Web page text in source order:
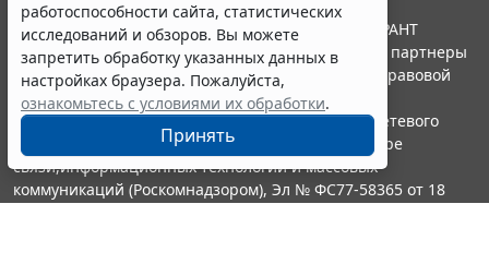
работоспособности сайта, статистических
исследований и обзоров. Вы можете
запретить обработку указанных данных в
настройках браузера. Пожалуйста,
ознакомьтесь с условиями их обработки.
Принять
© ООО "НПП "ГАРАНТ-СЕРВИС", 2026. Система ГАРАНТ
выпускается с 1990 года. Компания "Гарант" и ее партнеры
являются участниками Российской ассоциации правовой
информации ГАРАНТ.
Портал ГАРАНТ.РУ зарегистрирован в качестве сетевого
издания Федеральной службой по надзору в сфере
связи,информационных технологий и массовых
коммуникаций (Роскомнадзором), Эл № ФС77-58365 от 18